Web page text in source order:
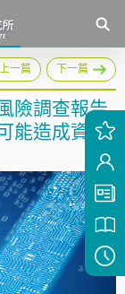
上一篇 下一篇
險調查報告
能造成資料